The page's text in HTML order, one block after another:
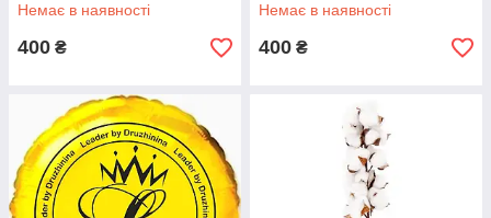
Немає в наявності
400 ₴
Немає в наявності
400 ₴